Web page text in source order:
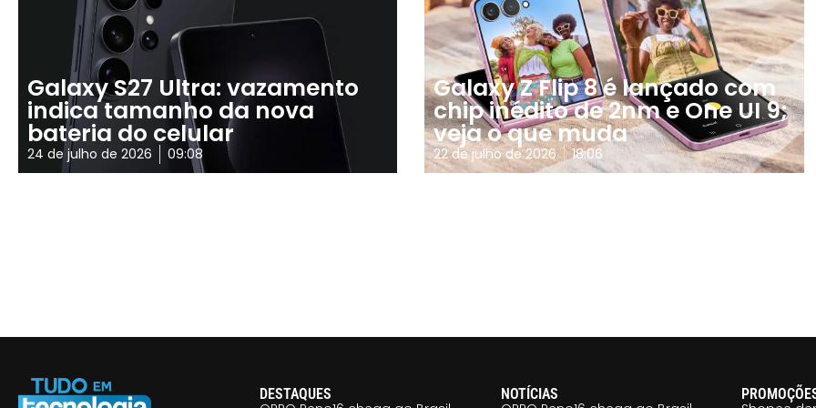
Galaxy S27 Ultra: vazamento
indica tamanho da nova
bateria do celular
24 de julho de 2026 09:08
Galaxy Z Flip 8 é lançado com
chip inédito de 2nm e One UI 9;
veja o que muda
22 de julho de 2026 18:06
DESTAQUES NOTÍCIAS